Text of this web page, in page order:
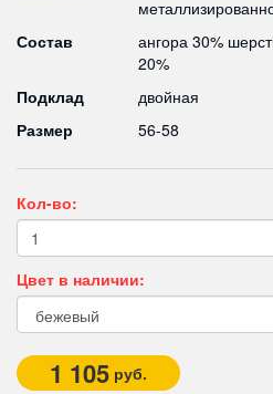
Состав
ангора 30%
20%
Подклад
двойная
Размер
56-58
Кол-во:
Цвет в наличии:
1 105 руб.